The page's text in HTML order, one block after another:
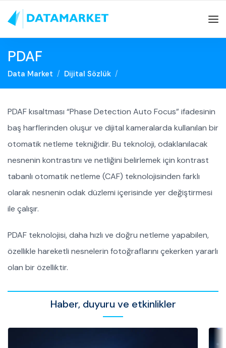
PDAF
Data Market Dijital Sözlük
PDAF kısaltması “Phase Detection Auto Focus” ifadesinin
baş harflerinden oluşur ve dijital kameralarda kullanılan bir
otomatik netleme tekniğidir. Bu teknoloji, odaklanılacak
nesnenin kontrastını ve netliğini belirlemek için kontrast
tabanlı otomatik netleme (CAF) teknolojisinden farklı
olarak nesnenin odak düzlemi içerisinde yer değiştirmesi
ile çalışır.
PDAF teknolojisi, daha hızlı ve doğru netleme yapabilen,
özellikle hareketli nesnelerin fotoğraflarını çekerken yararlı
olan bir özelliktir.
Haber, duyuru ve etkinlikler